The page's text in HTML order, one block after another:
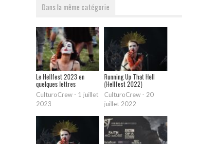
Dans la même catégorie
Le Hellfest 2023 en
quelques lettres
CulturoCrew - 1 juillet
2023
Running Up That Hell
(Hellfest 2022)
CulturoCrew - 20
juillet 2022